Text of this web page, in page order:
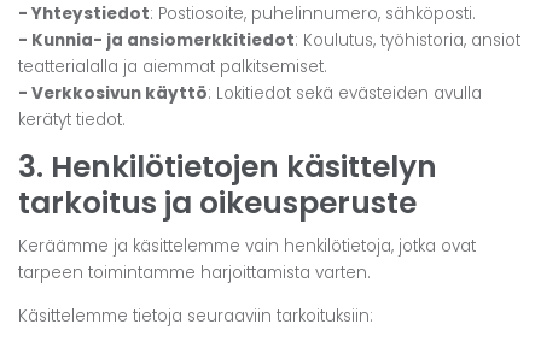
- Yhteystiedot: Postiosoite, puhelinnumero, sähköposti.
- Kunnia- ja ansiomerkkitiedot: Koulutus, työhistoria, ansiot
teatterialalla ja aiemmat palkitsemiset.
- Verkkosivun käyttö: Lokitiedot sekä evästeiden avulla
kerätyt tiedot.
3. Henkilötietojen käsittelyn
tarkoitus ja oikeusperuste
Keräämme ja käsittelemme vain henkilötietoja, jotka ovat
tarpeen toimintamme harjoittamista varten.
Käsittelemme tietoja seuraaviin tarkoituksiin: